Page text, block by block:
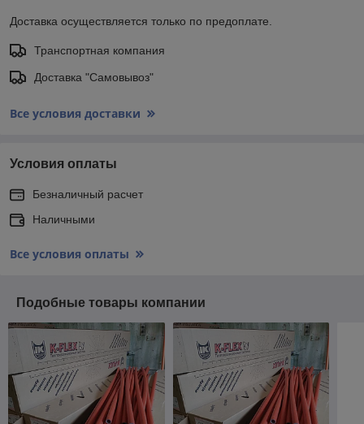
Доставка осуществляется только по предоплате.
Транспортная компания
Доставка "Самовывоз"
Все условия доставки
Условия оплаты
Безналичный расчет
Наличными
Все условия оплаты
Подобные товары компании